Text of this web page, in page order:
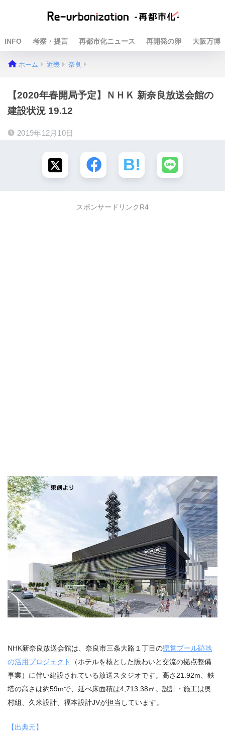
INFO 考察・提言 再都市化ニュース 再開発の卵 大阪万博
ホーム 近畿 奈良
【2020年春開局予定】ＮＨＫ 新奈良放送会館の
建設状況 19.12
2019年12月10日
スポンサードリンクR4
NHK新奈良放送会館は、奈良市三条大路１丁目の県営プール跡地
の活⽤プロジェクト
（ホテルを核とした賑わいと交流の拠点整備
事業）に伴い建設されている放送スタジオです。高さ21.92m、鉄
塔の高さは約59mで、延べ床面積は4,713.38㎡。設計・施工は奥
村組、久米設計、福本設計JVが担当しています。
【出典元】